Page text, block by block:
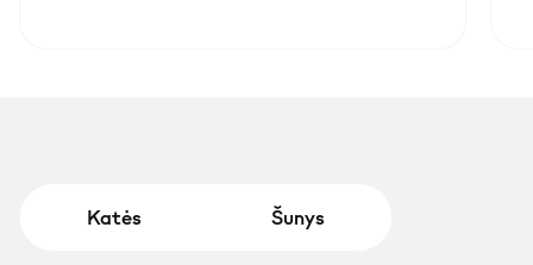
Katės Šunys